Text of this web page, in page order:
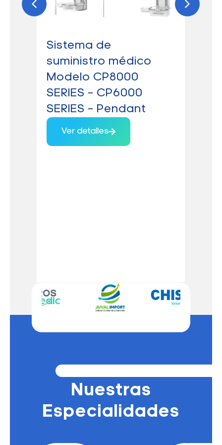
Sistema de
suministro médico
Modelo CP8000
SERIES – CP6000
SERIES – Pendant
Ver detalles
Nuestras
Especialidades